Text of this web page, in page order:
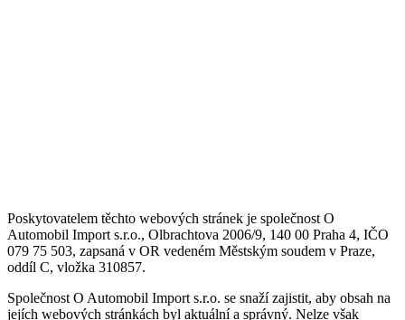
Poskytovatelem těchto webových stránek je společnost O
Automobil Import s.r.o., Olbrachtova 2006/9, 140 00 Praha 4, IČO
079 75 503, zapsaná v OR vedeném Městským soudem v Praze,
oddíl C, vložka 310857.
Společnost O Automobil Import s.r.o. se snaží zajistit, aby obsah na
jejích webových stránkách byl aktuální a správný. Nelze však